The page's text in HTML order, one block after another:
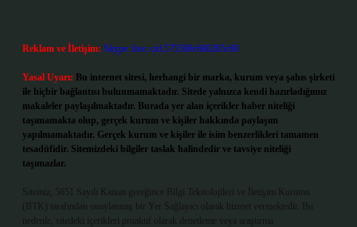
Reklam ve İletişim: Skype: live:.cid.575569c608265c69
Yasal Uyarı: Bu internet sitesi, herhangi bir marka, kurum veya şahıs şirketi
ile hiçbir bağlantısı bulunmamaktadır. Sitede yalnızca kendi hazırladığımız
makaleler paylaşılmaktadır. Burada yer alan içerikler haber niteliği
taşımamakta olup, gerçek kurum ve kişiler hakkında paylaşım
yapılmamaktadır. Gerçek kurum ve kişiler ile isim benzerlikleri tamamen
tesadüfidir. Sitemizdeki bilgiler taslak halindedir ve tavsiye niteliği
taşımazlar.
Sitemiz, 5651 Sayılı Kanun gereğince Bilgi Teknolojileri ve İletişim Kurumu
(BTK) tarafından onaylanmış bir Yer Sağlayıcı olarak hizmet vermektedir. Bu
nedenle, sitedeki içerikleri proaktif olarak denetleme veya araştırma